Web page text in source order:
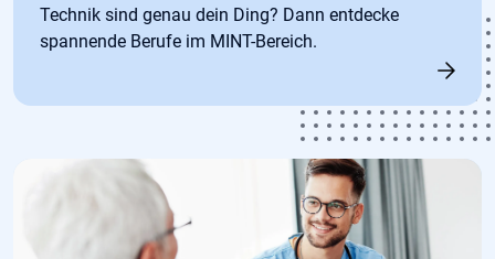
Technik sind genau dein Ding? Dann entdecke
spannende Berufe im MINT-Bereich.